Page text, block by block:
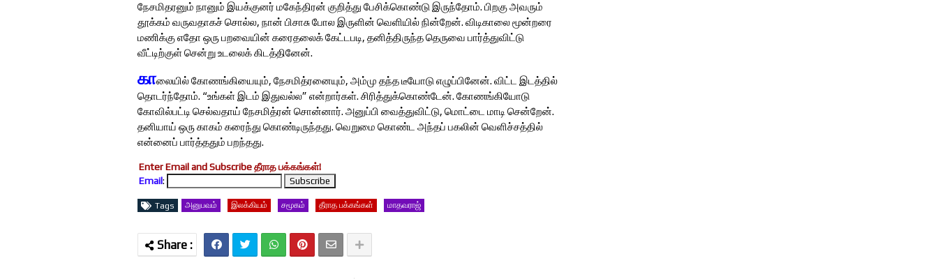
நேசமிதரனும் நானும் இயக்குனர் மகேந்திரன் குறித்து பேசிக்கொண்டு இருந்தோம். பிறகு அவரும்
தூக்கம் வருவதாகச் சொல்ல, நான் பிசாசு போல இருளின் வெளியில் நின்றேன். விடிகாலை மூன்றரை
மணிக்கு எதோ ஒரு பறவையின் கரைதலைக் கேட்டபடி, தனித்திருந்த தெருவை பார்த்துவிட்டு
வீட்டிற்குள் சென்று உடலைக் கிடத்தினேன்.
காலையில் கோணங்கியையும், நேசமித்ரனையும், அம்மு தந்த டீயோடு எழுப்பினேன். விட்ட இடத்தில்
தொடர்ந்தோம். “உங்கள் இடம் இதுவல்ல” என்றார்கள். சிரித்துக்கொண்டேன். கோணங்கியோடு
கோவில்பட்டி செல்வதாய் நேசமித்ரன் சொன்னார். அனுப்பி வைத்துவிட்டு, மொட்டை மாடி சென்றேன்.
தனியாய் ஒரு காகம் கரைந்து கொண்டிருந்தது. வெறுமை கொண்ட அந்தப் பகலின் வெளிச்சத்தில்
என்னைப் பார்த்ததும் பறந்தது.
Enter Email and Subscribe தீராத பக்கங்கள்!
Email:
Tags அனுபவம் இலக்கியம் சமூகம் தீராத பக்கங்கள் மாதவராஜ்